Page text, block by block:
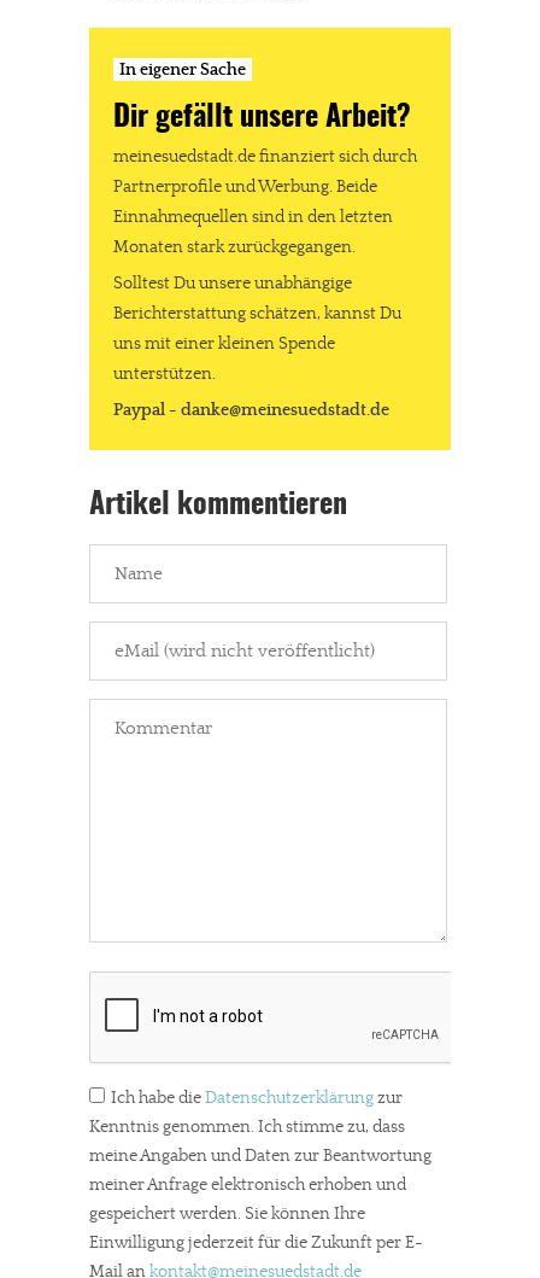
In eigener Sache
Dir gefällt unsere Arbeit?
meinesuedstadt.de finanziert sich durch
Partnerprofile und Werbung. Beide
Einnahmequellen sind in den letzten
Monaten stark zurückgegangen.
Solltest Du unsere unabhängige
Berichterstattung schätzen, kannst Du
uns mit einer kleinen Spende
unterstützen.
Paypal - danke@meinesuedstadt.de
Artikel kommentieren
Ich habe dieDatenschutzerklärungzur
Kenntnis genommen. Ich stimme zu, dass
meine Angaben und Daten zur Beantwortung
meiner Anfrage elektronisch erhoben und
gespeichert werden. Sie können Ihre
Einwilligung jederzeit für die Zukunft per E-
Mail ankontakt@meinesuedstadt.de